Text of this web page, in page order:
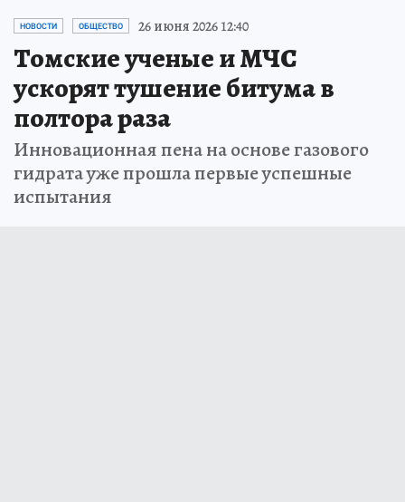
НОВОСТИ ОБЩЕСТВО 26 июня 2026 12:40
Томские ученые и МЧС
ускорят тушение битума в
полтора раза
Инновационная пена на основе газового
гидрата уже прошла первые успешные
испытания